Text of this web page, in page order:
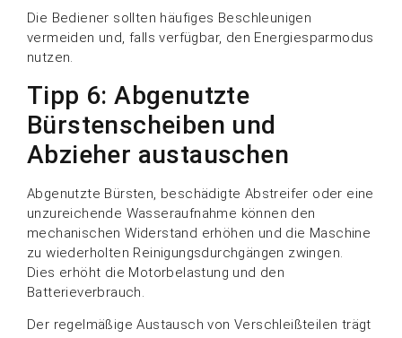
Die Bediener sollten häufiges Beschleunigen
vermeiden und, falls verfügbar, den Energiesparmodus
nutzen.
Tipp 6: Abgenutzte
Bürstenscheiben und
Abzieher austauschen
Abgenutzte Bürsten, beschädigte Abstreifer oder eine
unzureichende Wasseraufnahme können den
mechanischen Widerstand erhöhen und die Maschine
zu wiederholten Reinigungsdurchgängen zwingen.
Dies erhöht die Motorbelastung und den
Batterieverbrauch.
Der regelmäßige Austausch von Verschleißteilen trägt